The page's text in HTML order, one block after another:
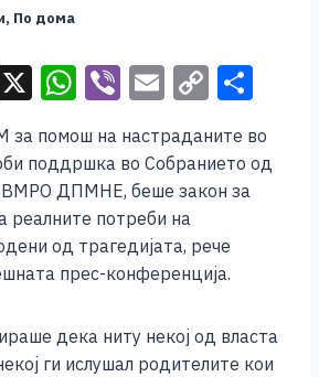
, По дома
X W
at
s
A
p
p
Vi
er
E
ai
l
C
p
y
n
k
ar
e
за помош на настраданите во
поддршка во Собранието од
ВМРО ДПМНЕ, беше закон за
реалните потреби на
од трагедијата, рече
прес-конференција.
дека ниту некој од власта
ги ислушал родителите кои